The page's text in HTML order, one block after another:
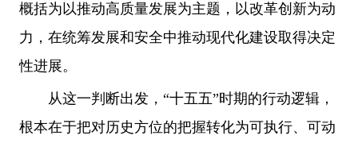
概括为以推动高质量发展为主题，以改革创新为动
力，在统筹发展和安全中推动现代化建设取得决定
性进展。
从这一判断出发，“十五五”时期的行动逻辑，
根本在于把对历史方位的把握转化为可执行、可动